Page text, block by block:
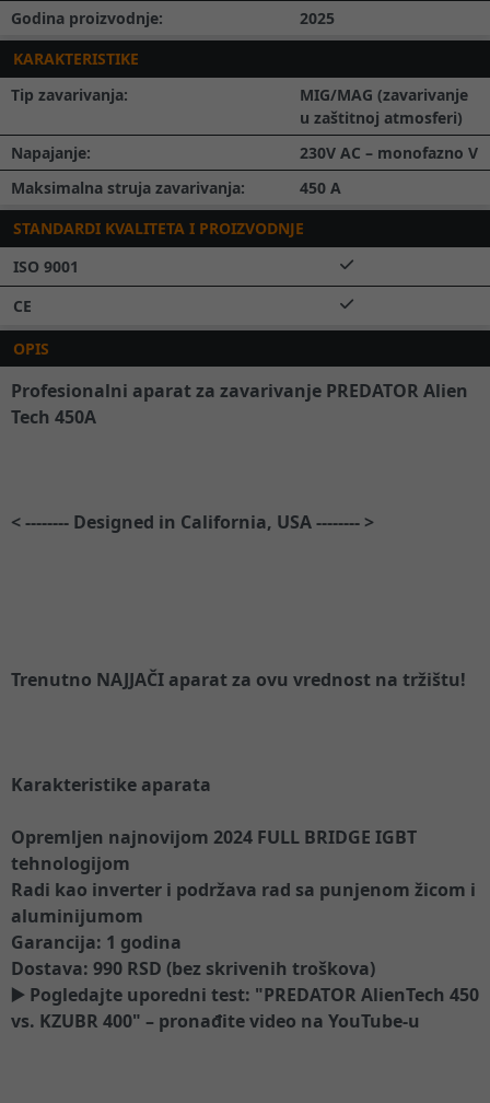
Godina proizvodnje:
2025
KARAKTERISTIKE
Tip zavarivanja:
MIG/MAG (zavarivanje
u zaštitnoj atmosferi)
Napajanje:
230V AC – monofazno V
Maksimalna struja zavarivanja:
450 A
STANDARDI KVALITETA I PROIZVODNJE
ISO 9001
CE
OPIS
Profesionalni aparat za zavarivanje PREDATOR Alien
Tech 450A
< -------- Designed in California, USA -------- >
Trenutno NAJJAČI aparat za ovu vrednost na tržištu!
Karakteristike aparata
Opremljen najnovijom 2024 FULL BRIDGE IGBT
tehnologijom
Radi kao inverter i podržava rad sa punjenom žicom i
aluminijumom
Garancija: 1 godina
Dostava: 990 RSD (bez skrivenih troškova)
▶️ Pogledajte uporedni test: "PREDATOR AlienTech 450
vs. KZUBR 400" – pronađite video na YouTube-u